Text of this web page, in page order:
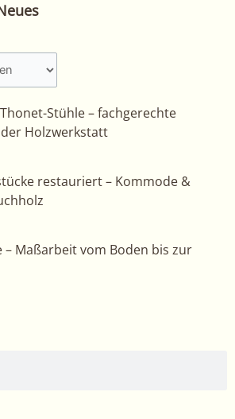
Stühle – fachgerechte
Holzwerkstatt
restauriert – Kommode &
– Maßarbeit vom Boden bis zur